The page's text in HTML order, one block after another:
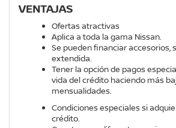
VENTAJAS
Ofertas atractivas
Aplica a toda la gama Nissan.
Se pueden financiar accesorios,
extendida.
Tener la opción de pagos
vida del crédito haciendo más
mensualidades.
Condiciones especiales si
crédito.